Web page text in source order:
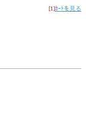
[1]ｶｰﾄを見る